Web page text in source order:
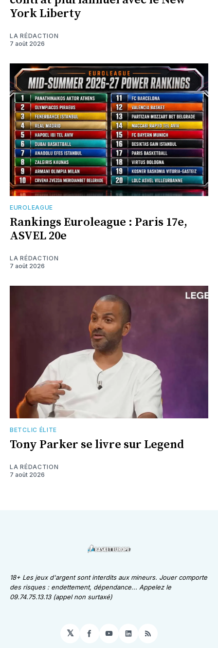
York Liberty
LA RÉDACTION
7 août 2026
EUROLEAGUE
Rankings Euroleague : Paris 17e,
ASVEL 20e
LA RÉDACTION
7 août 2026
BETCLIC ÉLITE
Tony Parker se livre sur Legend
LA RÉDACTION
7 août 2026
18+ Les jeux d'argent sont interdits aux mineurs. Jouer comporte
des risques : endettement, dépendance... Appelez le
09.74.75.13.13 (appel non surtaxé)
𝕏 Facebook
YouTube
LinkedIn
RSS